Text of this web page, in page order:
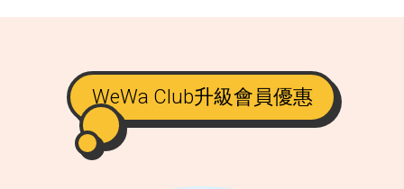
WeWa Club升級會員優惠